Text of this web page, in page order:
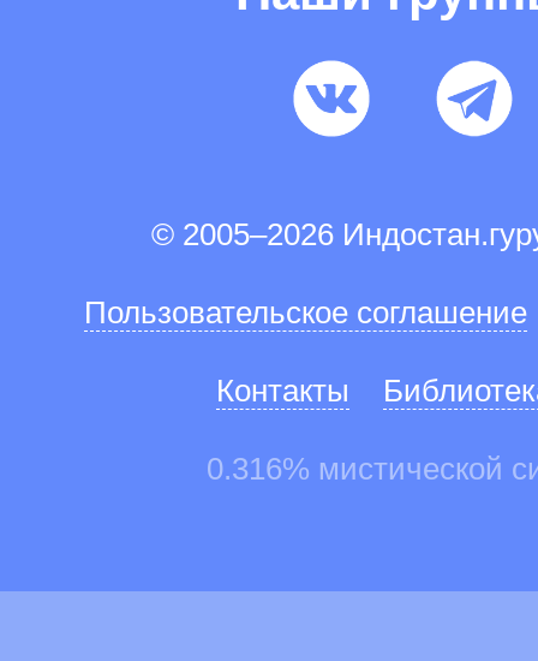
© 2005–2026
Пользовательское соглашение
Контакты
0.316% мистической